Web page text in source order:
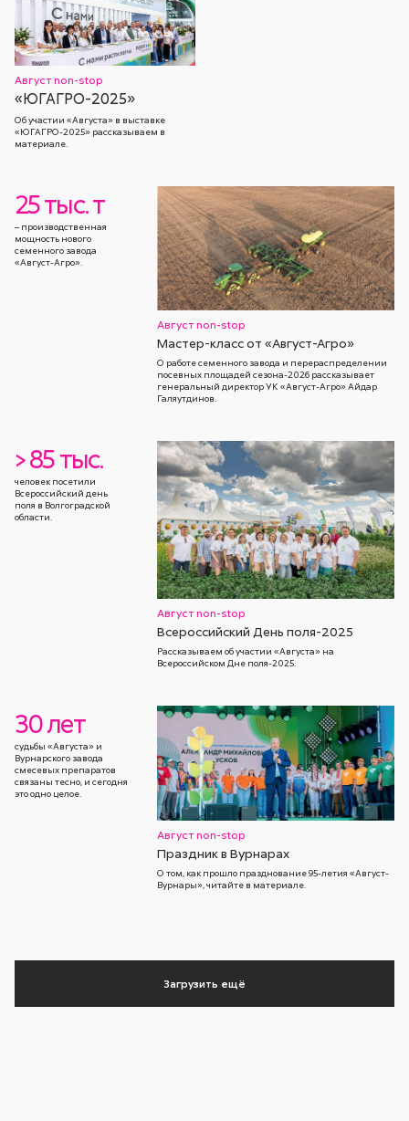
Август non-stop
«ЮГАГРО-2025»
Об участии «Августа» в выставке
«ЮГАГРО-2025» рассказываем в
материале.
25 тыс. т
– производственная
мощность нового
семенного завода
«Август-Агро».
Август non-stop
Мастер-класс от «Август-Агро»
О работе семенного завода и перераспределении
посевных площадей сезона-2026 рассказывает
генеральный директор УК «Август-Агро» Айдар
Галяутдинов.
> 85 тыс.
человек посетили
Всероссийский день
поля в Волгоградской
области.
Август non-stop
Всероссийский День поля-2025
Рассказываем об участии «Августа» на
Всероссийском Дне поля-2025.
30 лет
судьбы «Августа» и
Вурнарского завода
смесевых препаратов
связаны тесно, и сегодня
это одно целое.
Август non-stop
Праздник в Вурнарах
О том, как прошло празднование 95-летия «Август-
Вурнары», читайте в материале.
Загрузить ещё